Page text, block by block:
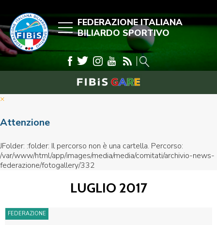
FEDERAZIONE ITALIANA
BILIARDO SPORTIVO
×
Attenzione
JFolder: :folder: Il percorso non è una cartella. Percorso:
/var/www/html/app/images/media/media/comitati/archivio-news-
federazione/fotogallery/332
LUGLIO 2017
FEDERAZIONE